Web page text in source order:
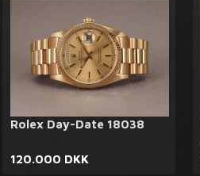
Rolex Day-Date 18038
120.000 DKK